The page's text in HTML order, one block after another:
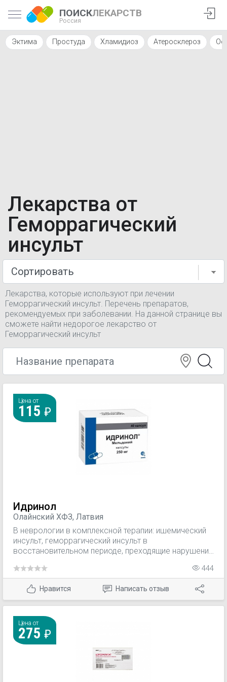
ПОИСКЛЕКАРСТВ
Россия
Эктима Простуда Хламидиоз Атеросклероз
Лекарства от
Геморрагический
инсульт
Лекарства, которые используют при лечении
Геморрагический инсульт. Перечень препаратов,
рекомендуемых при заболевании. На данной странице вы
сможете найти недорогое лекарство от
Геморрагический инсульт
Цена от
115
Идринол
Олайнский ХФЗ, Латвия
В неврологии в комплексной терапии: ишемический
инсульт, геморрагический инсульт в
восстановительном периоде, преходящие нарушения
недостаточность мозгового кровообращения. В
кардиологии в комплексной терапии: ишемическая
болезнь сердца (стенокардия, инфаркт миокарда),
хроническая сердечная недостаточность,
работоспособность; физическое перенапряжение, в
т.ч. у спортсменов; послеоперационный период для
ускорения реабилитации. Абстинентный алкогольный
синдром (в комбинации со специфической терапией).
444
Нравится Написать отзыв
Цена от
275